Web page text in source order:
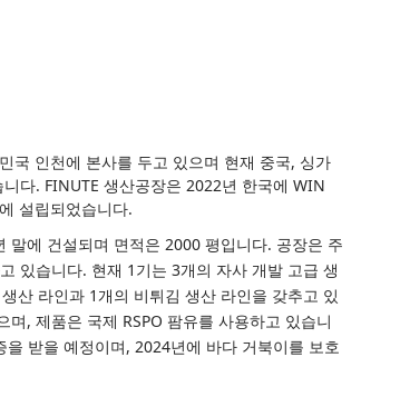
국 인천에 본사를 두고 있으며 현재 중국, 싱가
다. FINUTE 생산공장은 2022년 한국에 WIN
설립되었습니다.
에 건설되며 면적은 2000 평입니다. 공장은 주
있습니다. 현재 1기는 3개의 자사 개발 고급 생
산 라인과 1개의 비튀김 생산 라인을 갖추고 있
, 제품은 국제 RSPO 팜유를 사용하고 있습니
을 받을 예정이며, 2024년에 바다 거북이를 보호